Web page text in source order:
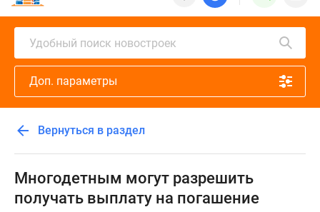
Ипотека
Медиа
проекте
Контакты
Реклама
сайте
Дзен
Продавцы
Удобный поиск новостроек
Доп. параметры
Вернуться в раздел
Многодетным могут разрешить
получать выплату на погашение